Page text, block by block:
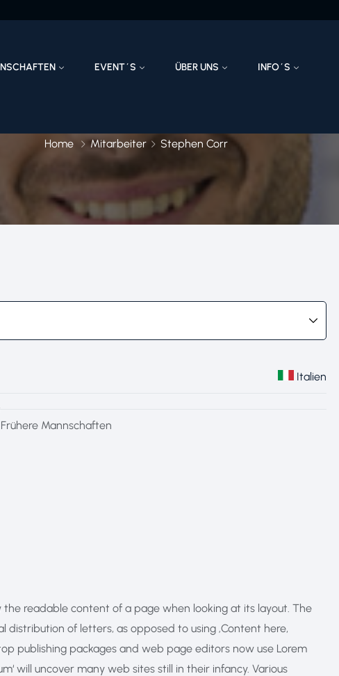
EVENT´S ÜBER UNS
INFO´S
Home Mitarbeiter Stephen Corr
Italien
Frühere Mannschaften
readable content of a page when looking at its layout. The
of letters, as opposed to using ‚Content here,
publishing packages and web page editors now use Lorem
will uncover many web sites still in their infancy. Various